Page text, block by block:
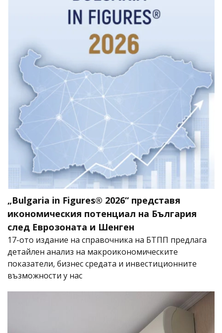
„Bulgaria in Figures® 2026“ представя
икономическия потенциал на България
след Еврозоната и Шенген
17-ото издание на справочника на БТПП предлага
детайлен анализ на макроикономическите
показатели, бизнес средата и инвестиционните
възможности у нас